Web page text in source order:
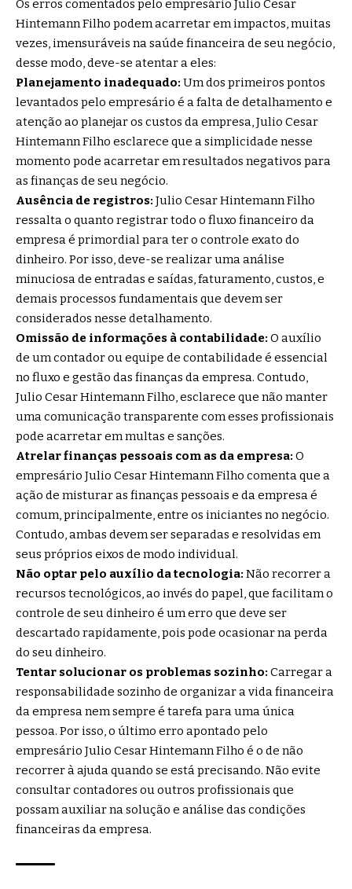
Os erros comentados pelo empresário Julio Cesar
Hintemann Filho podem acarretar em impactos, muitas
vezes, imensuráveis na saúde financeira de seu negócio,
desse modo, deve-se atentar a eles:
Planejamento inadequado: Um dos primeiros pontos
levantados pelo empresário é a falta de detalhamento e
atenção ao planejar os custos da empresa, Julio Cesar
Hintemann Filho esclarece que a simplicidade nesse
momento pode acarretar em resultados negativos para
as finanças de seu negócio.
Ausência de registros: Julio Cesar Hintemann Filho
ressalta o quanto registrar todo o fluxo financeiro da
empresa é primordial para ter o controle exato do
dinheiro. Por isso, deve-se realizar uma análise
minuciosa de entradas e saídas, faturamento, custos, e
demais processos fundamentais que devem ser
considerados nesse detalhamento.
Omissão de informações à contabilidade: O auxílio
de um contador ou equipe de contabilidade é essencial
no fluxo e gestão das finanças da empresa. Contudo,
Julio Cesar Hintemann Filho, esclarece que não manter
uma comunicação transparente com esses profissionais
pode acarretar em multas e sanções.
Atrelar finanças pessoais com as da empresa: O
empresário Julio Cesar Hintemann Filho comenta que a
ação de misturar as finanças pessoais e da empresa é
comum, principalmente, entre os iniciantes no negócio.
Contudo, ambas devem ser separadas e resolvidas em
seus próprios eixos de modo individual.
Não optar pelo auxílio da tecnologia: Não recorrer a
recursos tecnológicos, ao invés do papel, que facilitam o
controle de seu dinheiro é um erro que deve ser
descartado rapidamente, pois pode ocasionar na perda
do seu dinheiro.
Tentar solucionar os problemas sozinho: Carregar a
responsabilidade sozinho de organizar a vida financeira
da empresa nem sempre é tarefa para uma única
pessoa. Por isso, o último erro apontado pelo
empresário Julio Cesar Hintemann Filho é o de não
recorrer à ajuda quando se está precisando. Não evite
consultar contadores ou outros profissionais que
possam auxiliar na solução e análise das condições
financeiras da empresa.